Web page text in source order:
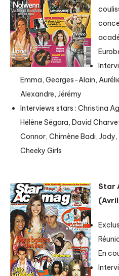
Emma, Georges-Alain,
Alexandre, Jérémy
Interviews stars : Christina
Hélène Ségara, David
Connor, Chimène Badi,
Cheeky Girls
Star
En